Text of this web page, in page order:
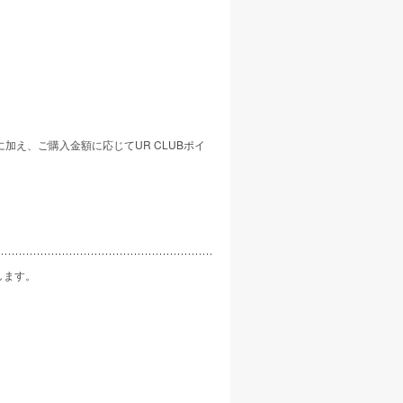
え、ご購入金額に応じてUR CLUBポイ
す。